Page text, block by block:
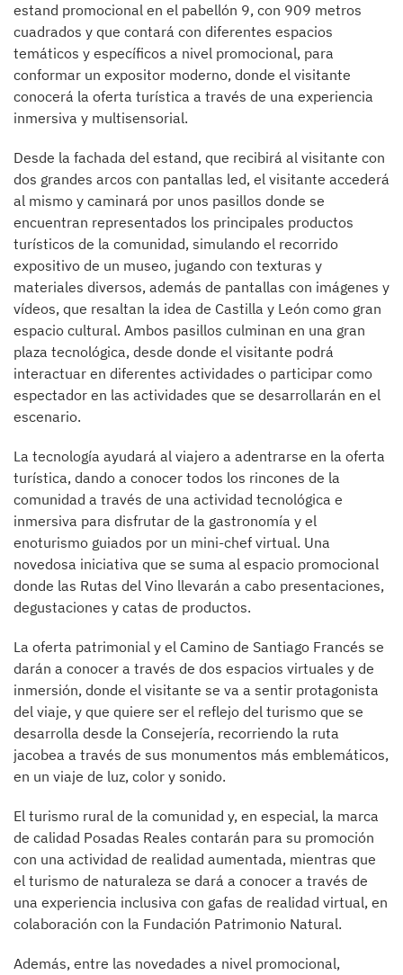
estand promocional en el pabellón 9, con 909 metros
cuadrados y que contará con diferentes espacios
temáticos y específicos a nivel promocional, para
conformar un expositor moderno, donde el visitante
conocerá la oferta turística a través de una experiencia
inmersiva y multisensorial.
Desde la fachada del estand, que recibirá al visitante con
dos grandes arcos con pantallas led, el visitante accederá
al mismo y caminará por unos pasillos donde se
encuentran representados los principales productos
turísticos de la comunidad, simulando el recorrido
expositivo de un museo, jugando con texturas y
materiales diversos, además de pantallas con imágenes y
vídeos, que resaltan la idea de Castilla y León como gran
espacio cultural. Ambos pasillos culminan en una gran
plaza tecnológica, desde donde el visitante podrá
interactuar en diferentes actividades o participar como
espectador en las actividades que se desarrollarán en el
escenario.
La tecnología ayudará al viajero a adentrarse en la oferta
turística, dando a conocer todos los rincones de la
comunidad a través de una actividad tecnológica e
inmersiva para disfrutar de la gastronomía y el
enoturismo guiados por un mini-chef virtual. Una
novedosa iniciativa que se suma al espacio promocional
donde las Rutas del Vino llevarán a cabo presentaciones,
degustaciones y catas de productos.
La oferta patrimonial y el Camino de Santiago Francés se
darán a conocer a través de dos espacios virtuales y de
inmersión, donde el visitante se va a sentir protagonista
del viaje, y que quiere ser el reflejo del turismo que se
desarrolla desde la Consejería, recorriendo la ruta
jacobea a través de sus monumentos más emblemáticos,
en un viaje de luz, color y sonido.
El turismo rural de la comunidad y, en especial, la marca
de calidad Posadas Reales contarán para su promoción
con una actividad de realidad aumentada, mientras que
el turismo de naturaleza se dará a conocer a través de
una experiencia inclusiva con gafas de realidad virtual, en
colaboración con la Fundación Patrimonio Natural.
Además, entre las novedades a nivel promocional,